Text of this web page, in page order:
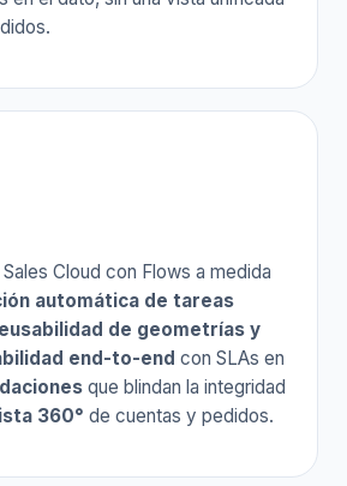
Cloud con Flows a medida
automática de tareas
de geometrías y
end-to-end con SLAs en
que blindan la integridad
360° de cuentas y pedidos.